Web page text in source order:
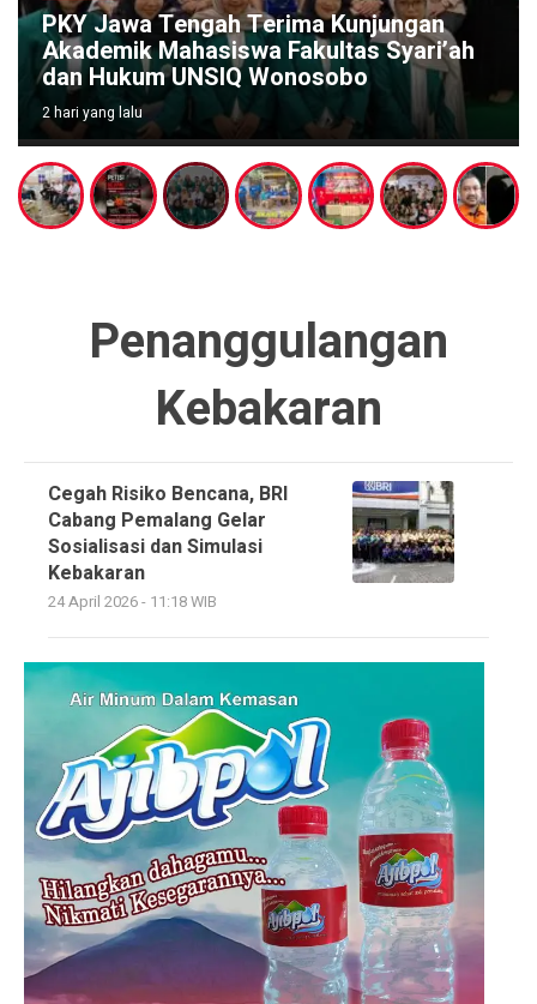
PKY Jawa Tengah Terima Kunjungan
Akademik Mahasiswa Fakultas Syari’ah
dan Hukum UNSIQ Wonosobo
2 hari yang lalu
Penanggulangan
Kebakaran
Cegah Risiko Bencana, BRI
Cabang Pemalang Gelar
Sosialisasi dan Simulasi
Kebakaran
24 April 2026 - 11:18 WIB